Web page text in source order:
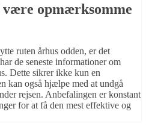
være opmærksomme
ruten århus odden, er det
de seneste informationer om
Dette sikrer ikke kun en
kan også hjælpe med at undgå
rejsen. Anbefalingen er konstant
for at få den mest effektive og